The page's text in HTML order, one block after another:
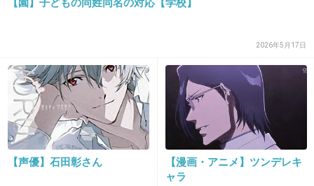
28. 匿名2018/08/11(土) 15:51:37
すみれはSMILEみたいだからって理由だったと
思ったけど
グレード下がったなｗ
+54 -4
【園】子どもの同姓同名の対応【学校】
2026年5月17日
【声優】石田彰さん
【漫画・アニメ】ツンデレキ
ャラ